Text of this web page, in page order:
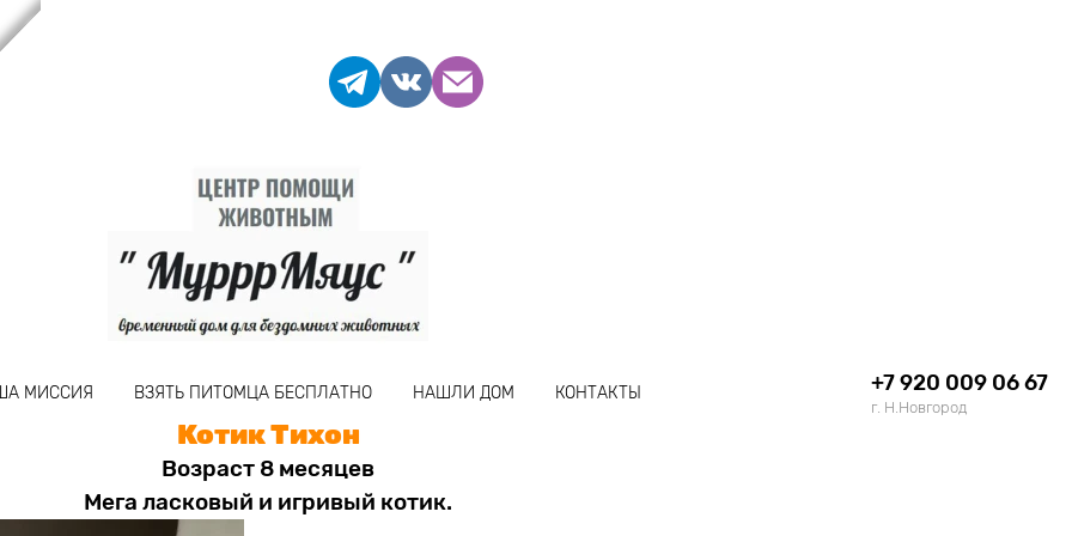
МИССИЯ ВЗЯТЬ ПИТОМЦА БЕСПЛАТНО НАШЛИ ДОМ КОНТАКТЫ +7 920 009 06 67
г. Н.Новгород
Котик Тихон
Возраст 8 месяцев
Мега ласковый и игривый котик.